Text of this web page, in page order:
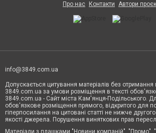
Про нас Контакти Автори
info@3849.com.ua
Допускається цитування матеріалів без отримання
3849.com.ua за умови розміщення в тексті
3849.com.ua - Сайт міста Кам'янця-Подільського.
обов'язкове розміщення прямого, відкритого для
гіперпосилання на цитовані статті не нижче
якості джерела. Порушення виняткових прав
Матеріали з плашками "Новини компаній", "Промо",